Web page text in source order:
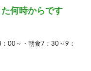
何時からです
00～・朝食7：30～9：